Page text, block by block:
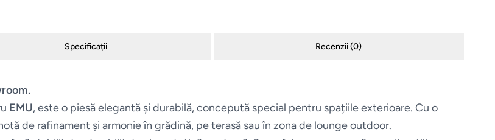
Specificații Recenzii (0)
EMU, este o piesă elegantă și durabilă, concepută special pentru spațiile exterioare. Cu o
de rafinament și armonie în grădină, pe terasă sau în zona de lounge outdoor.